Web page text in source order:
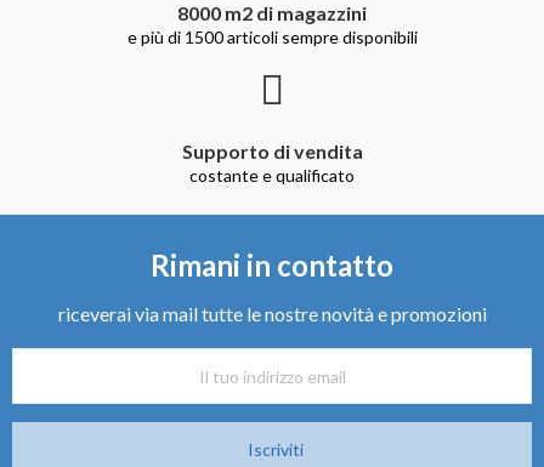
8000 m2 di magazzini
e più di 1500 articoli sempre disponibili
Supporto di vendita
costante e qualificato
Rimani in contatto
riceverai via mail tutte le nostre novità e promozioni
Iscriviti